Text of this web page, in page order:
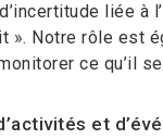
liée à
». Notre rôle est
ce qu’il
et